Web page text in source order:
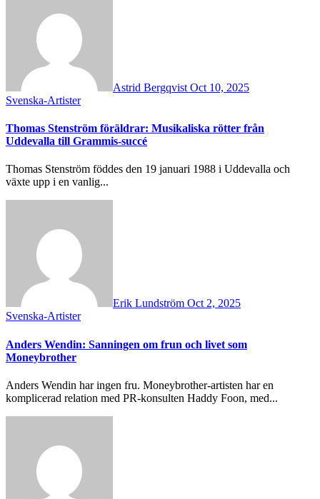
Astrid Bergqvist Oct 10, 2025
Svenska-Artister
Thomas Stenström föräldrar: Musikaliska rötter från
Uddevalla till Grammis-succé
Thomas Stenström föddes den 19 januari 1988 i Uddevalla och
växte upp i en vanlig...
Erik Lundström Oct 2, 2025
Svenska-Artister
Anders Wendin: Sanningen om frun och livet som
Moneybrother
Anders Wendin har ingen fru. Moneybrother-artisten har en
komplicerad relation med PR-konsulten Haddy Foon, med...